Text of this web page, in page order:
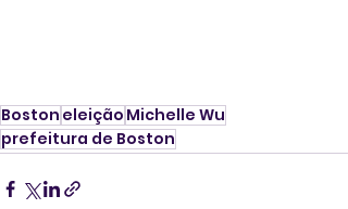
Boston eleição Michelle Wu
prefeitura de Boston